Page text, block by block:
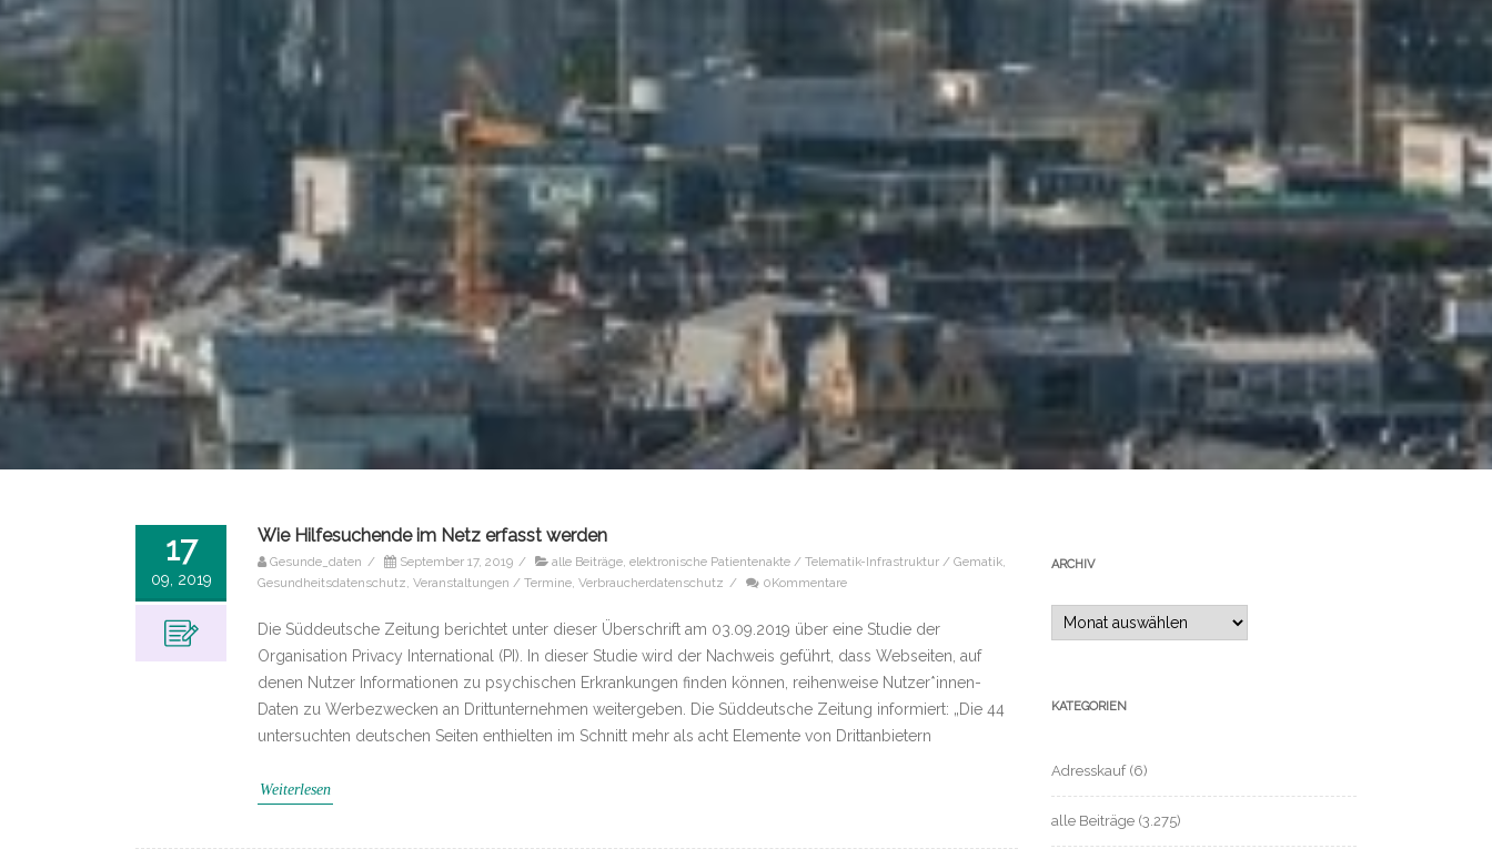
17
09, 2019
Wie Hilfesuchende im Netz erfasst werden
Gesunde_daten / September 17, 2019 / alle Beiträge, elektronische Patientenakte / Telematik-Infrastruktur / Gematik,
Gesundheitsdatenschutz, Veranstaltungen / Termine, Verbraucherdatenschutz / 0Kommentare
Die Süddeutsche Zeitung berichtet unter dieser Überschrift am 03.09.2019 über eine Studie der
Organisation Privacy International (PI). In dieser Studie wird der Nachweis geführt, dass Webseiten, auf
denen Nutzer Informationen zu psychischen Erkrankungen finden können, reihenweise Nutzer*innen-
Daten zu Werbezwecken an Drittunternehmen weitergeben. Die Süddeutsche Zeitung informiert: „Die 44
untersuchten deutschen Seiten enthielten im Schnitt mehr als acht Elemente von Drittanbietern
Weiterlesen
ARCHIV
KATEGORIEN
Adresskauf(6)
alle Beiträge (3.275)